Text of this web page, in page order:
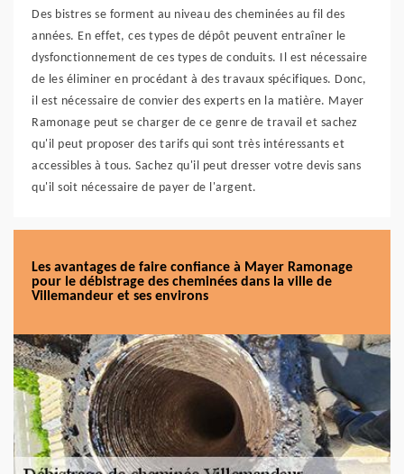
Des bistres se forment au niveau des cheminées au fil des
années. En effet, ces types de dépôt peuvent entraîner le
dysfonctionnement de ces types de conduits. Il est nécessaire
de les éliminer en procédant à des travaux spécifiques. Donc,
il est nécessaire de convier des experts en la matière. Mayer
Ramonage peut se charger de ce genre de travail et sachez
qu'il peut proposer des tarifs qui sont très intéressants et
accessibles à tous. Sachez qu'il peut dresser votre devis sans
qu'il soit nécessaire de payer de l'argent.
Les avantages de faire confiance à Mayer Ramonage
pour le débistrage des cheminées dans la ville de
Villemandeur et ses environs